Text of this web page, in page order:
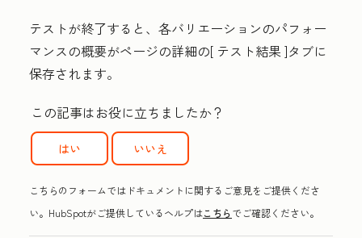
テストが終了すると、各バリエーションのパフォー
マンスの概要がページの詳細の[ テスト結果]タブに
保存されます。
この記事はお役に立ちましたか？
はい いいえ
こちらのフォームではドキュメントに関するご意見をご提供くださ
い。HubSpotがご提供しているヘルプはこちらでご確認ください。